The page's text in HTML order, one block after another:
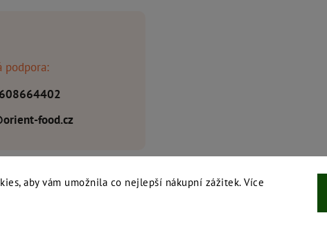
aby vám umožnila co nejlepší nákupní zážitek. Více
podpora:
food.cz